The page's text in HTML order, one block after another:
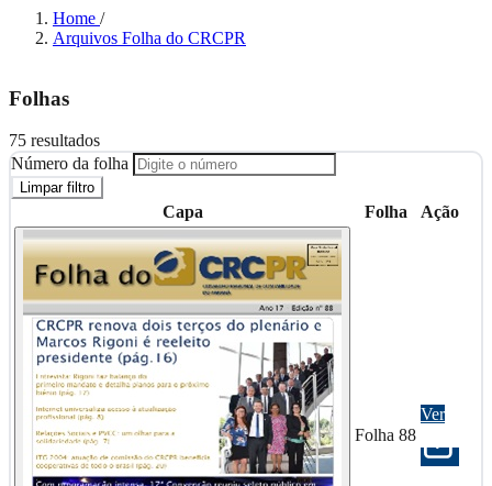
Home /
Arquivos Folha do CRCPR
Folhas
75 resultados
Número da folha
Limpar filtro
Capa Folha Ação
Folha 88
Ver